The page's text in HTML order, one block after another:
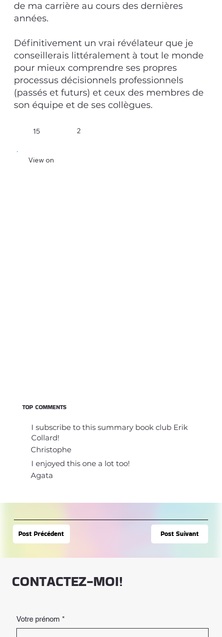
Post Précédent Post Suivant
de ma carrière au cours des dernières
années.
Définitivement un vrai révélateur que je
conseillerais littéralement à tout le monde
pour mieux comprendre ses propres
processus décisionnels professionnels
(passés et futurs) et ceux des membres de
son équipe et de ses collègues.
15 2
View on
TOP COMMENTS
I subscribe to this summary book club Erik
Collard!
Christophe
I enjoyed this one a lot too!
Agata
CONTACTEZ-MOI!
Votre prénom *